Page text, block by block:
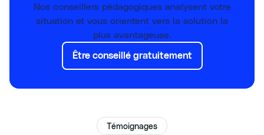
Nos conseillers pédagogiques analysent votre
situation et vous orientent vers la solution la
plus avantageuse.
Être conseillé gratuitement
Témoignages